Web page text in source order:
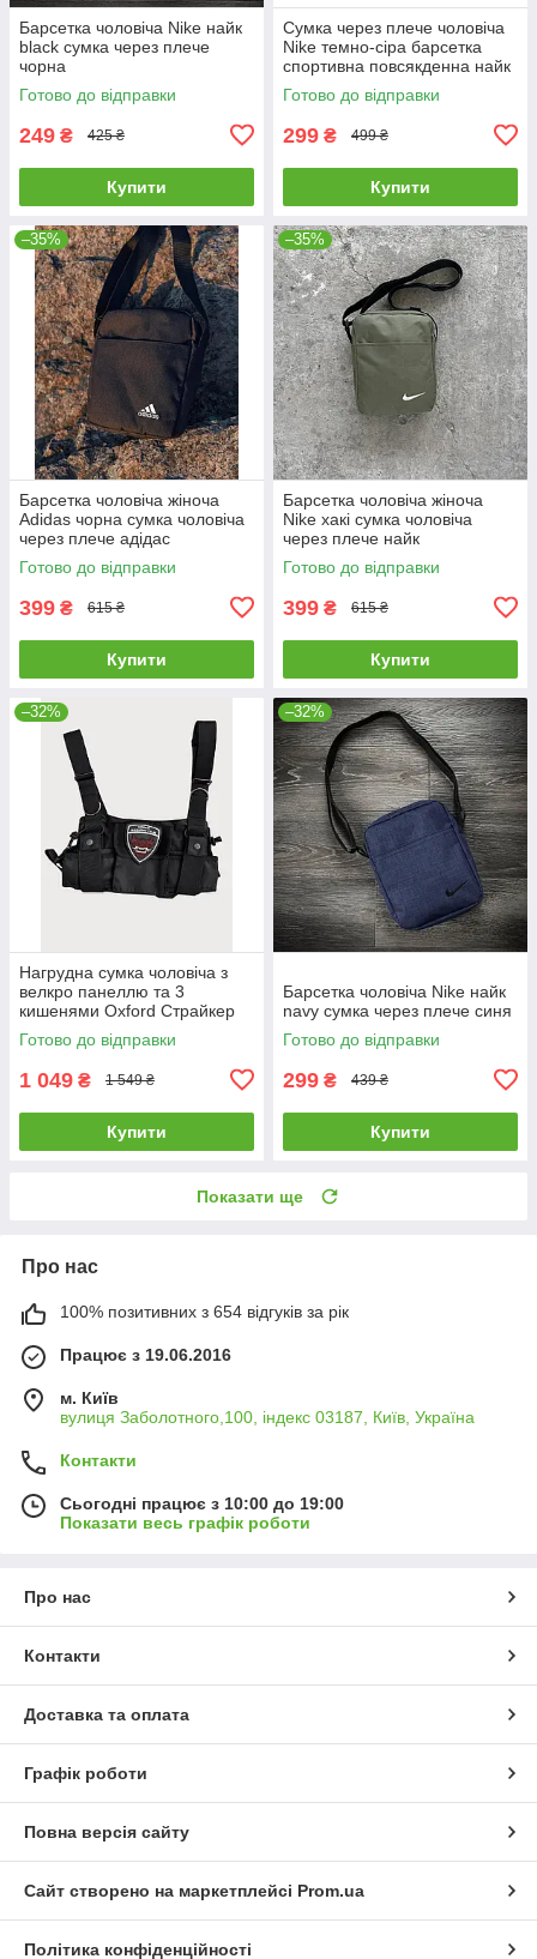
Барсетка чоловіча Nike найк
black сумка через плече
чорна
Готово до відправки
249 ₴ 425 ₴
Купити
Сумка через плече чоловіча
Nike темно-сіра барсетка
спортивна повсякденна найк
месенджер тканинний на
плече
Готово до відправки
299 ₴ 499 ₴
Купити
–35%
Барсетка чоловіча жіноча
Adidas чорна сумка чоловіча
через плече адідас
мессенджер тканинний
Готово до відправки
399 ₴ 615 ₴
Купити
–35%
Барсетка чоловіча жіноча
Nike хакі сумка чоловіча
через плече найк
мессенджер тканинний
Готово до відправки
399 ₴ 615 ₴
Купити
–32%
Нагрудна сумка чоловіча з
велкро панеллю та 3
кишенями Oxford Страйкер
Готово до відправки
1 049 ₴ 1 549 ₴
Купити
–32%
Барсетка чоловіча Nike найк
navy сумка через плече синя
Готово до відправки
299 ₴ 439 ₴
Купити
Показати ще
Про нас
100% позитивних з 654 відгуків за рік
Працює з 19.06.2016
м. Київ
вулиця Заболотного,100, індекс 03187, Київ, Україна
Контакти
Сьогодні працює з 10:00 до 19:00
Показати весь графік роботи
Про нас
Контакти
Доставка та оплата
Графік роботи
Повна версія сайту
Сайт створено на маркетплейсі Prom.ua
Політика конфіденційності